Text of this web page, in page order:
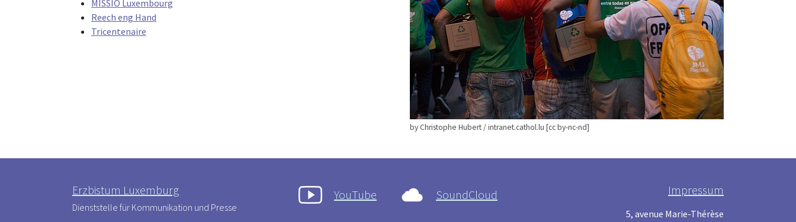
MISSIO Luxembourg
Reech eng Hand
Tricentenaire
by Christophe Hubert / intranet.cathol.lu [cc by-nc-nd]
Erzbistum Luxemburg
Dienststelle für Kommunikation und Presse
YouTube SoundCloud Impressum
5, avenue Marie-Thérèse